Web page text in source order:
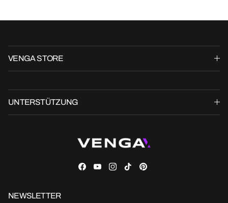
VENGA STORE
UNTERSTÜTZUNG
Facebook
YouTubeInstagram
TikTokPinterest
NEWSLETTER